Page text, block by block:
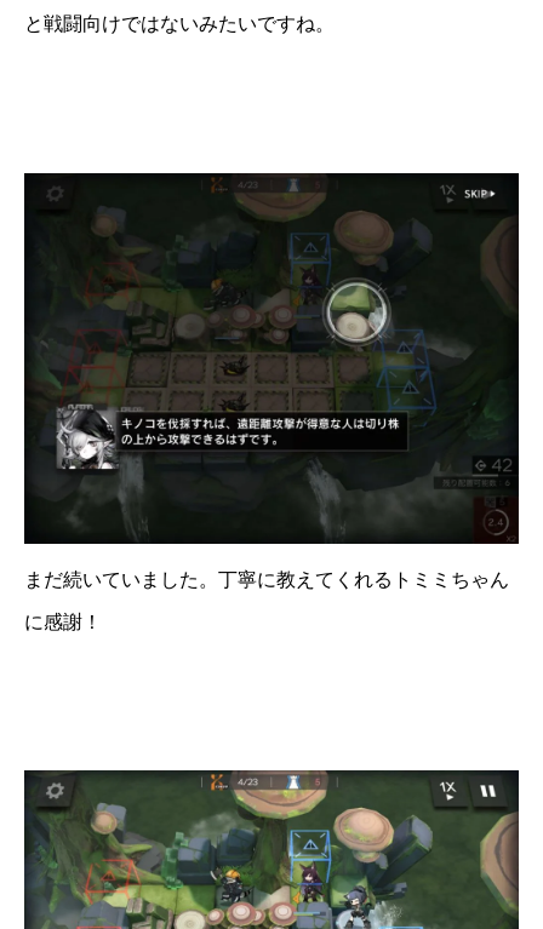
と戦闘向けではないみたいですね。
まだ続いていました。丁寧に教えてくれるトミミちゃん
に感謝！